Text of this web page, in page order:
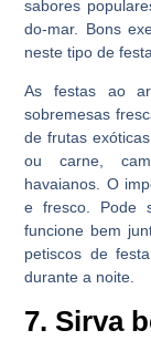
sabores
do-mar. Bons
neste tipo de festa.
As festas ao
sobremesas
de frutas
ou carne,
havaianos. O
e fresco. Pode
funcione bem
petiscos de
durante a noite.
7. Sirva